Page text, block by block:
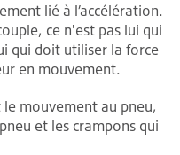
lié à l’accélération.
ce n'est pas lui qui
qui doit utiliser la force
en mouvement.
mouvement au pneu,
et les crampons qui